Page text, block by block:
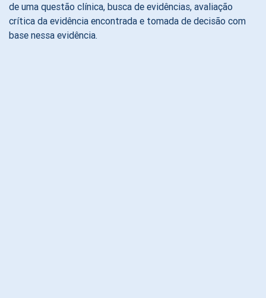
de uma questão clínica, busca de evidências, avaliação
crítica da evidência encontrada e tomada de decisão com
base nessa evidência.